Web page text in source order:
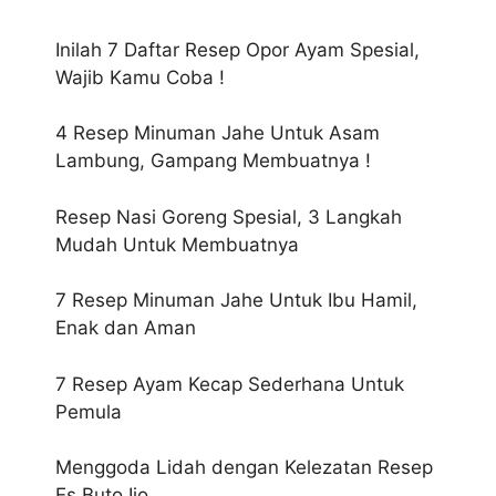
Inilah 7 Daftar Resep Opor Ayam Spesial,
Wajib Kamu Coba !
4 Resep Minuman Jahe Untuk Asam
Lambung, Gampang Membuatnya !
Resep Nasi Goreng Spesial, 3 Langkah
Mudah Untuk Membuatnya
7 Resep Minuman Jahe Untuk Ibu Hamil,
Enak dan Aman
7 Resep Ayam Kecap Sederhana Untuk
Pemula
Menggoda Lidah dengan Kelezatan Resep